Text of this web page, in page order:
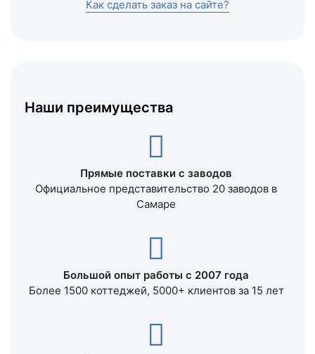
Наши преимущества
Прямые поставки с заводов
Официальное представительство 20 заводов в
Самаре
Большой опыт работы с 2007 года
Более 1500 коттеджей, 5000+ клиентов за 15 лет
Как сделать заказ на сайте?